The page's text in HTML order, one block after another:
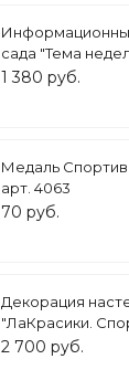
сада "Тема
0,6*0,6м арт.
1 380 руб.
Медаль
арт. 4063
70 руб.
Декорация
"ЛаКрасики.
2 700 руб.